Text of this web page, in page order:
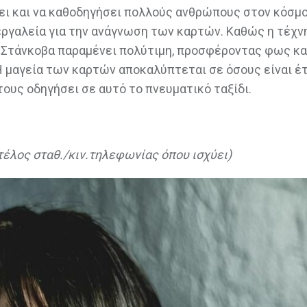
και να καθοδηγήσει πολλούς ανθρώπους στον
για την ανάγνωση των καρτών. Καθώς η
παραμένει πολύτιμη, προσφέροντας φως
των καρτών αποκαλύπτεται σε όσους είναι
οδηγήσει σε αυτό το πνευματικό ταξίδι.
σταθ./κιν.τηλεφωνίας όπου ισχύει)